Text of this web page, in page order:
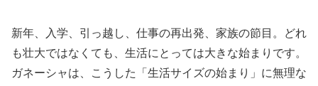
新年、入学、引っ越し、仕事の再出発、家族の節目。どれ
も壮大ではなくても、生活にとっては大きな始まりです。
ガネーシャは、こうした「生活サイズの始まり」に無理な